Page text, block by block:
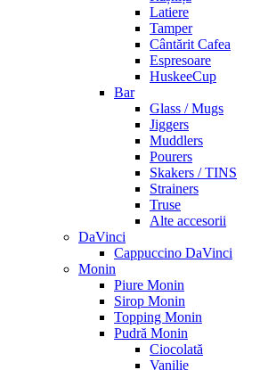
Latiere
Tamper
Cântărit Cafea
Espresoare
HuskeeCup
Bar
Glass / Mugs
Jiggers
Muddlers
Pourers
Skakers / TINS
Strainers
Truse
Alte accesorii
DaVinci
Cappuccino DaVinci
Monin
Piure Monin
Sirop Monin
Topping Monin
Pudră Monin
Ciocolată
Vanilie